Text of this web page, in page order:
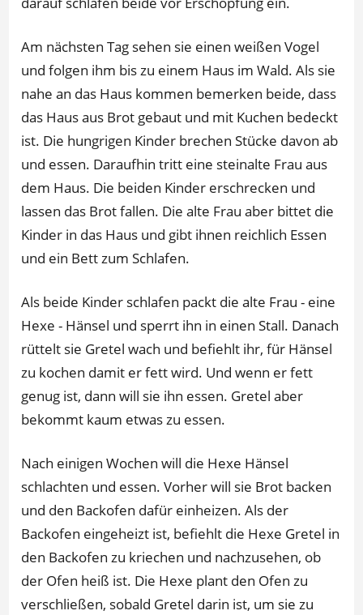
Am nächsten Tag sehen sie einen weißen Vogel
und folgen ihm bis zu einem Haus im Wald. Als sie
nahe an das Haus kommen bemerken beide, dass
das Haus aus Brot gebaut und mit Kuchen bedeckt
ist. Die hungrigen Kinder brechen Stücke davon ab
und essen. Daraufhin tritt eine steinalte Frau aus
dem Haus. Die beiden Kinder erschrecken und
lassen das Brot fallen. Die alte Frau aber bittet die
Kinder in das Haus und gibt ihnen reichlich Essen
und ein Bett zum Schlafen.
Als beide Kinder schlafen packt die alte Frau - eine
Hexe - Hänsel und sperrt ihn in einen Stall. Danach
rüttelt sie Gretel wach und befiehlt ihr, für Hänsel
zu kochen damit er fett wird. Und wenn er fett
genug ist, dann will sie ihn essen. Gretel aber
bekommt kaum etwas zu essen.
Nach einigen Wochen will die Hexe Hänsel
schlachten und essen. Vorher will sie Brot backen
und den Backofen dafür einheizen. Als der
Backofen eingeheizt ist, befiehlt die Hexe Gretel in
den Backofen zu kriechen und nachzusehen, ob
der Ofen heiß ist. Die Hexe plant den Ofen zu
verschließen, sobald Gretel darin ist, um sie zu